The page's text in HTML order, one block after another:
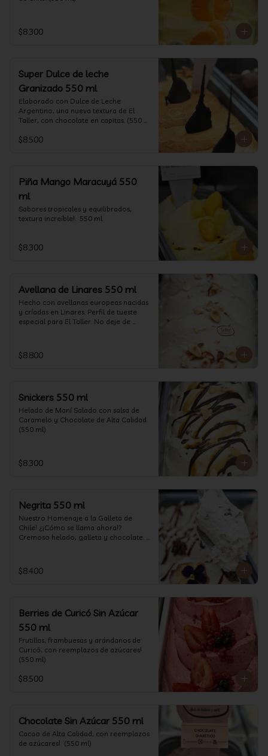
$8.300
Super Dulce de leche
Granizado 550 ml
Elaborado con Dulce de Leche
Argentino, una nueva textura de El
Taller, con chocolate en capitas. (550
$8.500
Piña Mango Maracuyá 550
ml
Sabores tropicales y equilibrados,
textura increíble!.  550 ml
$8.300
Avellana de Linares 550 ml
Hecho con avellanas europeas nacidas
y críadas en Linares. Perfil de tueste
especial para El Taller. No deje de
$8.800
Snickers 550 ml
Helado de Maní Salado con salsa de
Caramelo y Chocolate de Alta Calidad.
(550 ml)
$8.300
Negrita 550 ml
Nuestro Homenaje a la Galleta de
Chile! ¿¡Cómo se llama ahora!?
Cremoso helado, galleta y chocolate.
$8.400
Berries de Curicó Sin Azúcar
550 ml
Frutillas, frambuesas y arándanos de
Curicó, con reemplazos de azúcares!
(550 ml)
$8.500
Chocolate Sin Azúcar 550 ml
Cacao de Alta Calidad, con reemplazos
de azúcares!  (550 ml)